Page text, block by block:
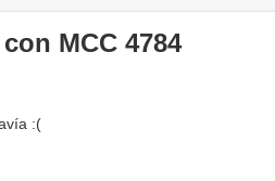
MCC 4784
:(